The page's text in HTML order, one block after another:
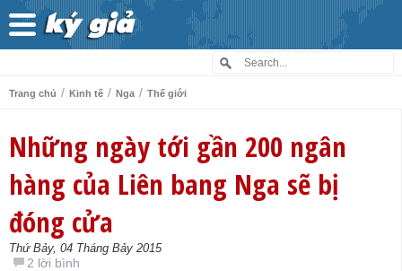
Trang chủ / Kinh tế / Nga / Thế giới
Những ngày tới gần 200 ngân
hàng của Liên bang Nga sẽ bị
đóng cửa
Thứ Bảy, 04 Tháng Bảy 2015
2 lời bình